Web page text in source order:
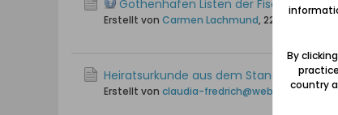
Gothenhafen Listen der Fischerei
Erstellt von Carmen Lachmund, 22.05.2010, 12:38
Heiratsurkunde aus dem Standesamt
Erstellt von claudia-fredrich@web.de ,
By
country